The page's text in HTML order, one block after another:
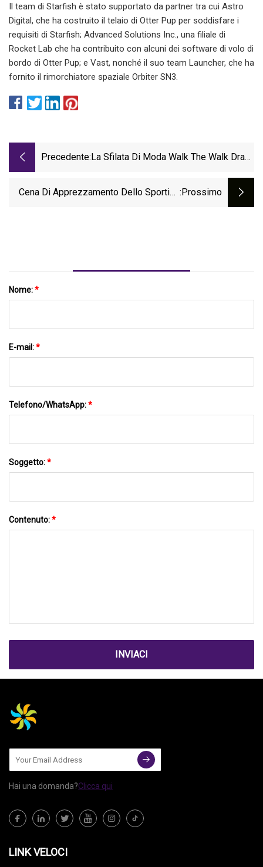
Il team di Starfish è stato supportato da partner tra cui Astro
Digital, che ha costruito il telaio di Otter Pup per soddisfare i
requisiti di Starfish; Advanced Solutions Inc., una filiale di
Rocket Lab che ha contribuito con alcuni dei software di volo di
bordo di Otter Pup; e Vast, nonché il suo team Launcher, che ha
fornito il rimorchiatore spaziale Orbiter SN3.
Precedente: La Sfilata Di Moda Walk The Walk Drag
Lulu's Lodge
Cena Di Apprezzamento Dello Sportivo :Prossimo
Nome:*
E-mail:*
Telefono/WhatsApp:*
Soggetto:*
Contenuto:*
INVIACI
Hai una domanda?Clicca qui
LINK VELOCI